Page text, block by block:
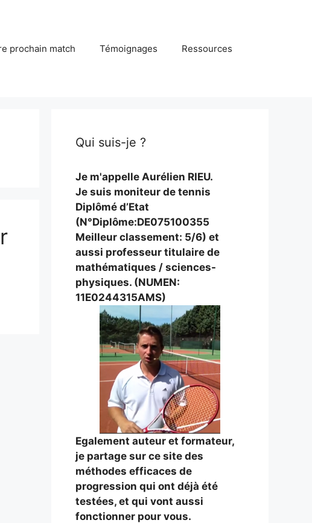
prochain match Témoignages Ressources
Qui suis-je ?
Je m'appelle Aurélien RIEU.
Je suis moniteur de tennis
Diplômé d’Etat
(N°Diplôme:DE075100355
Meilleur classement: 5/6) et
aussi professeur titulaire de
mathématiques / sciences-
physiques. (NUMEN:
11E0244315AMS)
Egalement auteur et formateur,
je partage sur ce site des
méthodes efficaces de
progression qui ont déjà été
testées, et qui vont aussi
fonctionner pour vous.